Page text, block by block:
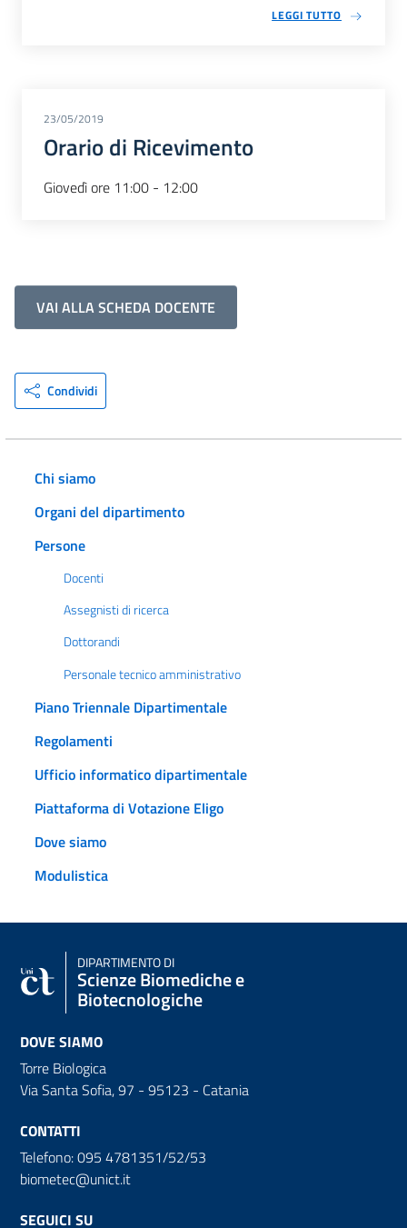
LEGGI TUTTO
23/05/2019
Orario di Ricevimento
Giovedì ore 11:00 - 12:00
VAI ALLA SCHEDA DOCENTE
Condividi
Chi siamo
Organi del dipartimento
Persone
Docenti
Assegnisti di ricerca
Dottorandi
Personale tecnico amministrativo
Piano Triennale Dipartimentale
Regolamenti
Ufficio informatico dipartimentale
Piattaforma di Votazione Eligo
Dove siamo
Modulistica
DIPARTIMENTO DI
Scienze Biomediche e
Biotecnologiche
DOVE SIAMO
Torre Biologica
Via Santa Sofia, 97 - 95123 - Catania
CONTATTI
Telefono: 095 4781351/52/53
biometec@unict.it
SEGUICI SU